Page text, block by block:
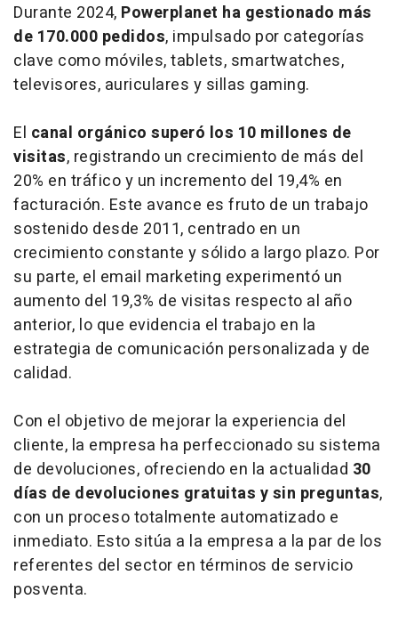
Durante 2024, Powerplanet ha gestionado más
de 170.000 pedidos, impulsado por categorías
clave como móviles, tablets, smartwatches,
televisores, auriculares y sillas gaming.
El canal orgánico superó los 10 millones de
visitas, registrando un crecimiento de más del
20% en tráfico y un incremento del 19,4% en
facturación. Este avance es fruto de un trabajo
sostenido desde 2011, centrado en un
crecimiento constante y sólido a largo plazo. Por
su parte, el email marketing experimentó un
aumento del 19,3% de visitas respecto al año
anterior, lo que evidencia el trabajo en la
estrategia de comunicación personalizada y de
calidad.
Con el objetivo de mejorar la experiencia del
cliente, la empresa ha perfeccionado su sistema
de devoluciones, ofreciendo en la actualidad 30
días de devoluciones gratuitas y sin preguntas,
con un proceso totalmente automatizado e
inmediato. Esto sitúa a la empresa a la par de los
referentes del sector en términos de servicio
posventa.